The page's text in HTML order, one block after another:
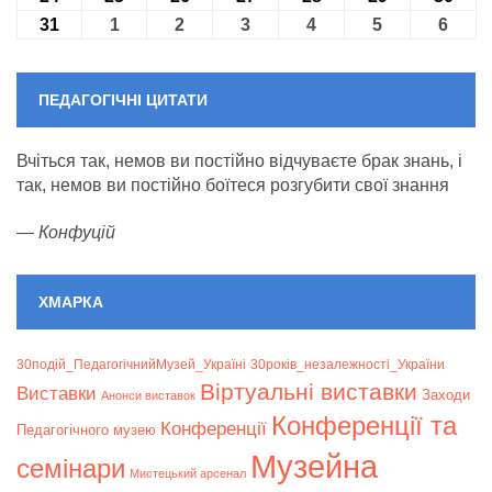
31 31.08.2026
101.09.2026
2 02.09.2026
3 03.09.2026
4 04.09.2026
5 05.09.2026
6
ПЕДАГОГІЧНІ ЦИТАТИ
Вчіться так, немов ви постійно відчуваєте брак знань, і
так, немов ви постійно боїтеся розгубити свої знання
— Конфуцій
ХМАРКА
30подій_ПедагогічнийМузей_Україні 30років_незалежності_України
Bиставки Анонси виставок Віртуальні виставки Заходи
Педагогічного музею Конференції Конференції та
семінари Мистецький арсенал Музейна